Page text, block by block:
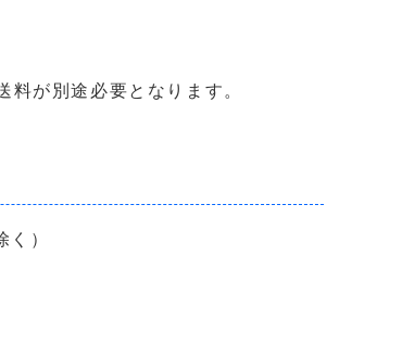
が別途必要となります。
）